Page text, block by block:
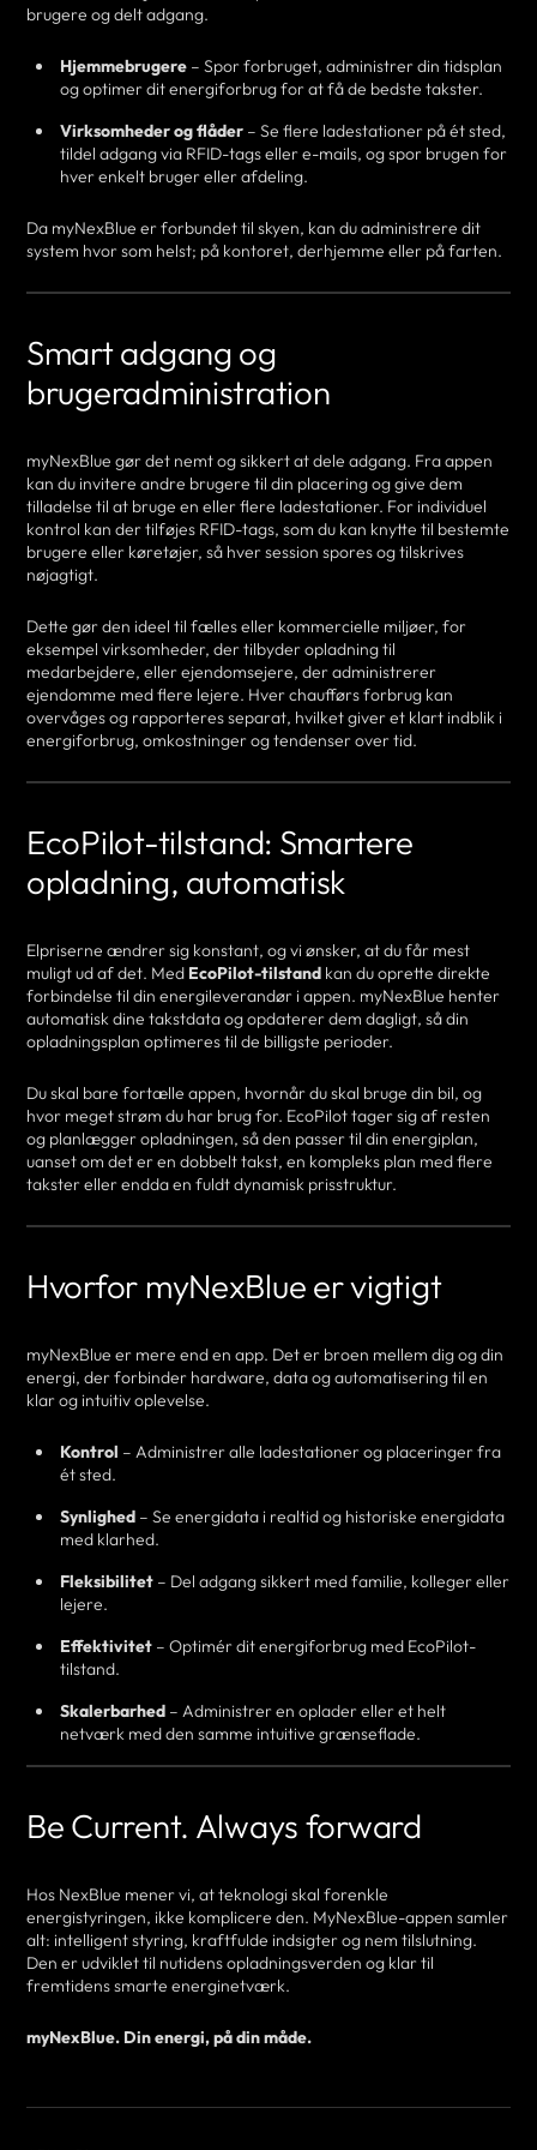
brugere og delt adgang.
Hjemmebrugere – Spor forbruget, administrer din tidsplan
og optimer dit energiforbrug for at få de bedste takster.
Virksomheder og flåder – Se flere ladestationer på ét sted,
tildel adgang via RFID-tags eller e-mails, og spor brugen for
hver enkelt bruger eller afdeling.
Da myNexBlue er forbundet til skyen, kan du administrere dit
system hvor som helst; på kontoret, derhjemme eller på farten.
Smart adgang og
brugeradministration
myNexBlue gør det nemt og sikkert at dele adgang. Fra appen
kan du invitere andre brugere til din placering og give dem
tilladelse til at bruge en eller flere ladestationer. For individuel
kontrol kan der tilføjes RFID-tags, som du kan knytte til bestemte
brugere eller køretøjer, så hver session spores og tilskrives
nøjagtigt.
Dette gør den ideel til fælles eller kommercielle miljøer, for
eksempel virksomheder, der tilbyder opladning til
medarbejdere, eller ejendomsejere, der administrerer
ejendomme med flere lejere. Hver chaufførs forbrug kan
overvåges og rapporteres separat, hvilket giver et klart indblik i
energiforbrug, omkostninger og tendenser over tid.
EcoPilot-tilstand: Smartere
opladning, automatisk
Elpriserne ændrer sig konstant, og vi ønsker, at du får mest
muligt ud af det. Med EcoPilot-tilstand kan du oprette direkte
forbindelse til din energileverandør i appen. myNexBlue henter
automatisk dine takstdata og opdaterer dem dagligt, så din
opladningsplan optimeres til de billigste perioder.
Du skal bare fortælle appen, hvornår du skal bruge din bil, og
hvor meget strøm du har brug for. EcoPilot tager sig af resten
og planlægger opladningen, så den passer til din energiplan,
uanset om det er en dobbelt takst, en kompleks plan med flere
takster eller endda en fuldt dynamisk prisstruktur.
Hvorfor myNexBlue er vigtigt
myNexBlue er mere end en app. Det er broen mellem dig og din
energi, der forbinder hardware, data og automatisering til en
klar og intuitiv oplevelse.
Kontrol – Administrer alle ladestationer og placeringer fra
ét sted.
Synlighed – Se energidata i realtid og historiske energidata
med klarhed.
Fleksibilitet – Del adgang sikkert med familie, kolleger eller
lejere.
Effektivitet – Optimér dit energiforbrug med EcoPilot-
tilstand.
Skalerbarhed – Administrer en oplader eller et helt
netværk med den samme intuitive grænseflade.
Be Current. Always forward
Hos NexBlue mener vi, at teknologi skal forenkle
energistyringen, ikke komplicere den. MyNexBlue-appen samler
alt: intelligent styring, kraftfulde indsigter og nem tilslutning.
Den er udviklet til nutidens opladningsverden og klar til
fremtidens smarte energinetværk.
myNexBlue. Din energi, på din måde.